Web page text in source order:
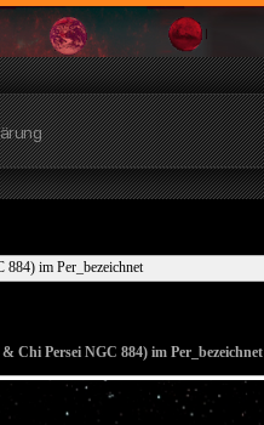
im Per_bezeichnet
Chi Persei NGC 884) im Per_bezeichnet